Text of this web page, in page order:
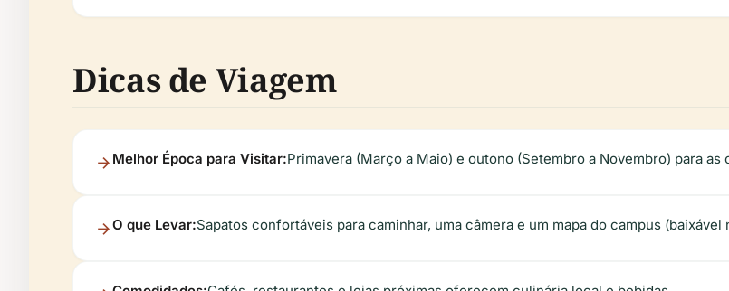
Dicas de Viagem
Melhor Época para Visitar:Primavera (Março a Maio) e outono (Setembro a Novembro) para
O que Levar:Sapatos confortáveis para caminhar, uma câmera e um mapa do campus